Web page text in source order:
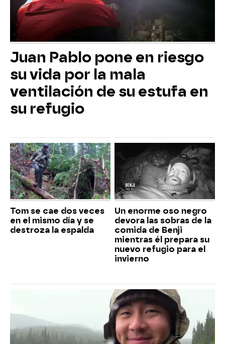
Juan Pablo pone en riesgo
su vida por la mala
ventilación de su estufa en
su refugio
Tom se cae dos veces
en el mismo día y se
destroza la espalda
Un enorme oso negro
devora las sobras de la
comida de Benji
mientras él prepara su
nuevo refugio para el
invierno